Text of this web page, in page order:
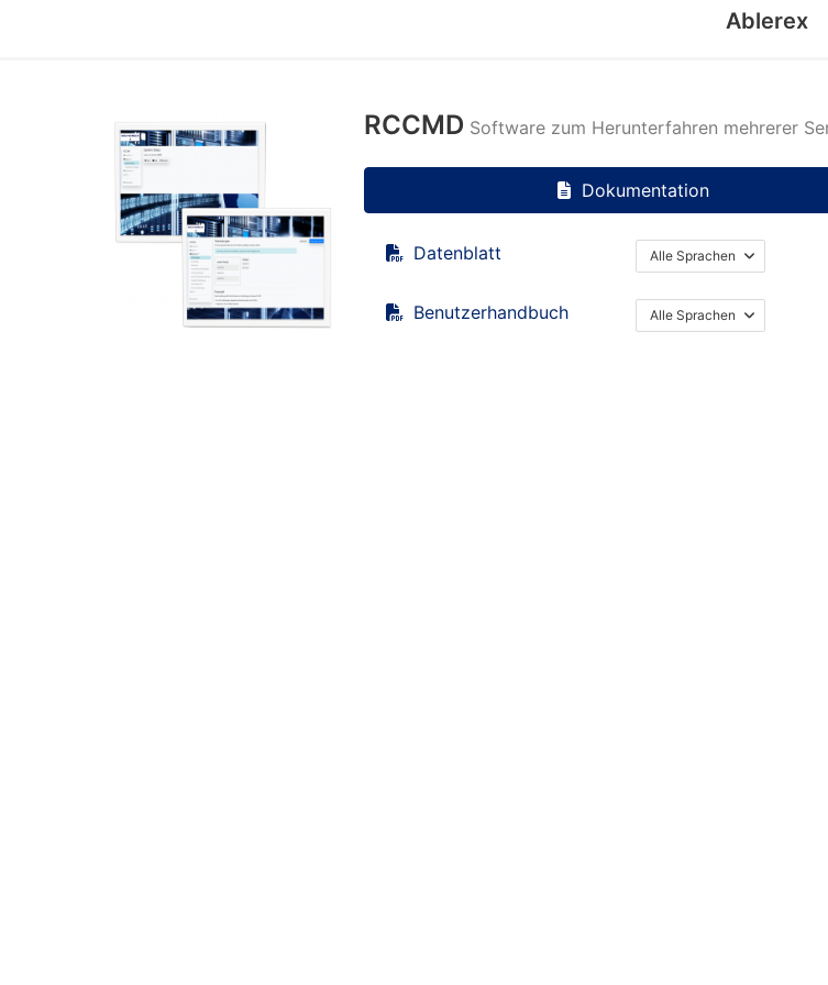
Ablerex
RCCMD Software zum Herunterfahren mehrerer
Dokumentation
Datenblatt Alle Sprachen
Benutzerhandbuch Alle Sprachen